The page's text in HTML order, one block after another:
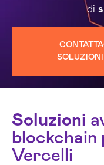
di
Soluzioni
blockchain
Vercelli